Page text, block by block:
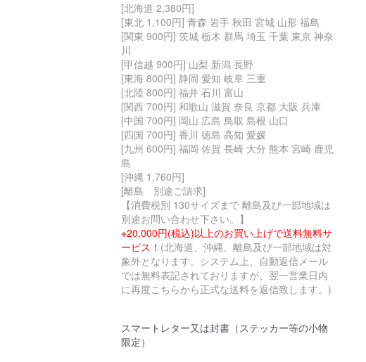
[北海道 2,380円]
[東北 1,100円] 青森 岩手 秋田 宮城 山形 福島
[関東 900円] 茨城 栃木 群馬 埼玉 千葉 東京 神奈
川
[甲信越 900円] 山梨 新潟 長野
[東海 800円] 静岡 愛知 岐阜 三重
[北陸 800円] 福井 石川 富山
[関西 700円] 和歌山 滋賀 奈良 京都 大阪 兵庫
[中国 700円] 岡山 広島 鳥取 島根 山口
[四国 700円] 香川 徳島 高知 愛媛
[九州 600円] 福岡 佐賀 長崎 大分 熊本 宮崎 鹿児
島
[沖縄 1,760円]
[離島 別途ご請求]
【消費税別 130サイズまで 離島及び一部地域は
別途お問い合わせ下さい。】
※20,000円(税込)以上のお買い上げで送料無料サ
ービス！ (北海道、沖縄、離島及び一部地域は対
象外となります。システム上、自動返信メール
では無料表記されておりますが、翌一営業日内
に再度こちらから正式な送料を返信致します。)
スマートレター又は封書（ステッカー等の小物
限定）